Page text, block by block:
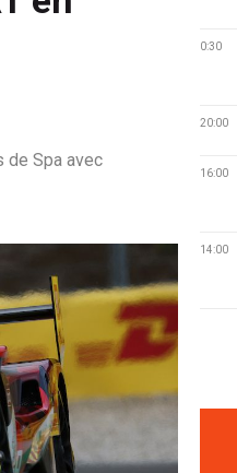
de Spa avec
0:30
20:00
16:00
14:00